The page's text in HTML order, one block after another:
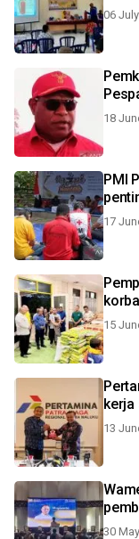
06
18
PMI
17
15
kerja
13
30